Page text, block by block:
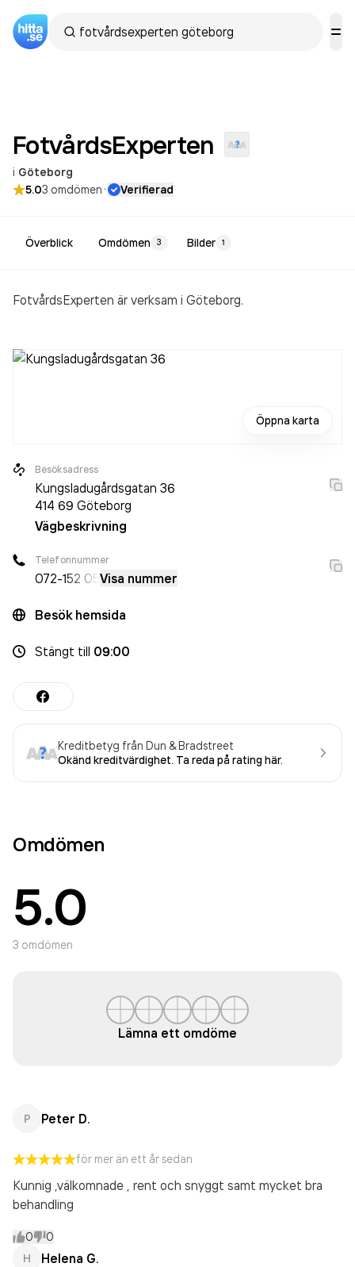
FotvårdsExperten
i Göteborg
5.03 omdömen· Verifierad
Överblick Omdömen 3 Bilder 1
FotvårdsExperten är verksam i Göteborg.
Öppna karta
Besöksadress
Kungsladugårdsgatan 36
414 69 Göteborg
Vägbeskrivning
Telefonnummer
072-152 05 Visa nummer
Besök hemsida
Stängt till 09:00
Kreditbetyg från Dun & Bradstreet
Okänd kreditvärdighet. Ta reda på rating här.
Omdömen
5.0
3 omdömen
Lämna ett omdöme
P Peter D.
för mer än ett år sedan
Kunnig ,välkomnade , rent och snyggt samt mycket bra
behandling
0 0
H Helena G.